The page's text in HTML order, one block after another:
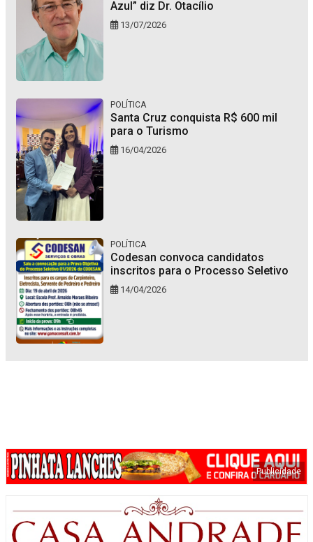
Azul” diz Dr. Otacílio
13/07/2026
POLÍTICA
Santa Cruz conquista R$ 600 mil
para o Turismo
16/04/2026
POLÍTICA
Codesan convoca candidatos
inscritos para o Processo Seletivo
14/04/2026